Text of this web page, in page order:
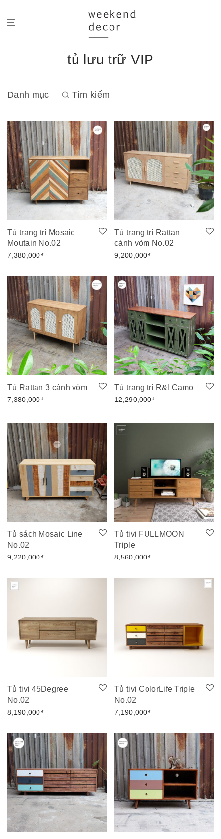
tủ lưu trữ VIP
Danh mục Tìm kiếm
Tủ trang trí Mosaic
Moutain No.02
7,380,000₫
Tủ trang trí Rattan
cánh vòm No.02
9,200,000₫
Tủ Rattan 3 cánh vòm
7,380,000₫
Tủ trang trí R&I Camo
12,290,000₫
Tủ sách Mosaic Line
No.02
9,220,000₫
Tủ tivi FULLMOON
Triple
8,560,000₫
Tủ tivi 45Degree
No.02
8,190,000₫
Tủ tivi ColorLife Triple
No.02
7,190,000₫